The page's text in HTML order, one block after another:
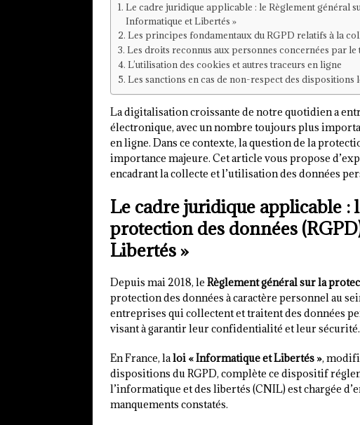
Le cadre juridique applicable : le Règlement général
Informatique et Libertés »
Les principes fondamentaux du RGPD relatifs à la
Les droits reconnus aux personnes concernées par
L’utilisation des cookies et autres traceurs en ligne
Les sanctions en cas de non-respect des dispositions
La digitalisation croissante de notre quotidien a
électronique, avec un nombre toujours plus
en ligne. Dans ce contexte, la question de la
importance majeure. Cet article vous propose
encadrant la collecte et l’utilisation des données
Le cadre juridique applicable :
protection des données
Libertés »
Depuis mai 2018, le Règlement général sur la
protection des données à caractère personnel au
entreprises qui collectent et traitent des données
visant à garantir leur confidentialité et leur sécurité.
En France, laloi « Informatique et Libertés »,
dispositions du RGPD, complète ce dispositif
l’informatique et des libertés (CNIL) est chargée
manquements constatés.